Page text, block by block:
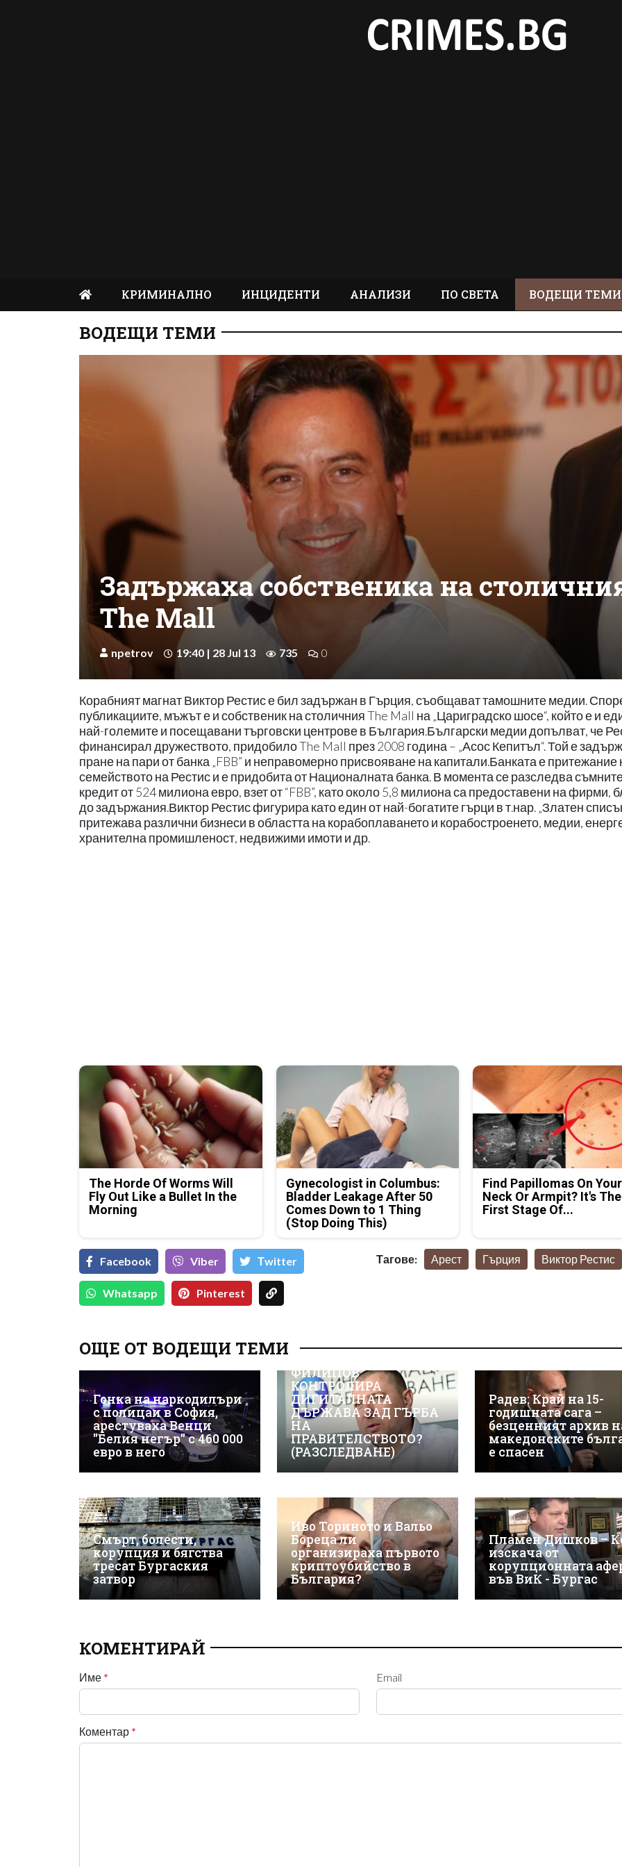
КРИМИНАЛНО ИНЦИДЕНТИ АНАЛИЗИ ПО СВЕТА ВОДЕЩИ ТЕМИ
ВОДЕЩИ ТЕМИ
Задържаха собственика на
The Mall
npetrov 19:40 | 28 Jul 13 735 0
Корабният магнат Виктор Рестис е бил задържан в Гърция, съобщават тамошните медии.
публикациите, мъжът е и собственик на столичния The Mall на „Цариградско шосе“, който е и
най-големите и посещавани търговски центрове в България.Български медии допълват, че
финансирал дружеството, придобило The Mall през 2008 година – „Асос Кепитъл“. Той е
пране на пари от банка „FBB” и неправомерно присвояване на капитали.Банката е притежание
семейството на Рестис и е придобита от Националната банка. В момента се разследва
кредит от 524 милиона евро, взет от “FBB”, като около 5,8 милиона са предоставени на фирми,
до задържания.Виктор Рестис фигурира като един от най-богатите гърци в т.нар. „Златен
притежава различни бизнеси в областта на корабоплаването и корабостроенето, медии,
хранителна промишленост, недвижими имоти и др.
The Horde Of Worms Will
Fly Out Like a Bullet In the
Morning
Gynecologist in Columbus:
Bladder Leakage After 50
Comes Down to 1 Thing
(Stop Doing This)
Find Papillomas On Your
Neck Or Armpit? It's The
First Stage Of...
Facebook Viber Тwitter
Whatsapp Pinterest
Тагове: Арест Гърция Виктор Рестис
ОЩЕ ОТ ВОДЕЩИ ТЕМИ
Гонка на наркодилъри
с полицаи в София,
арестуваха Венци
"Белия негър" с 460 000
евро в него
ФИЛИПОВ
КОНТРОЛИРА
ДИГИТАЛНАТА
ДЪРЖАВА ЗАД ГЪРБА
НА
ПРАВИТЕЛСТВОТО?
(РАЗСЛЕДВАНЕ)
Радев: Край на 15-
годишната сага –
безценният архив
македонските
е спасен
Смърт, болести,
корупция и бягства
тресат Бургаския
затвор
Иво Ториното и Вальо
Бореца ли
организираха първото
криптоубийство в
България?
Пламен Дишков –
изскача от
корупционната
във ВиК - Бургас
КОМЕНТИРАЙ
Име * Email
Коментар *